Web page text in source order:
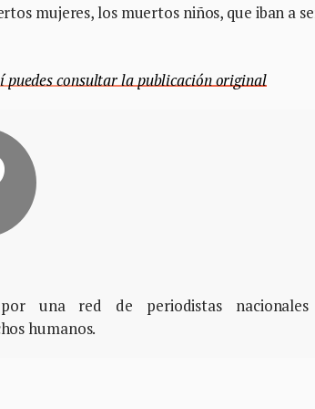
mujeres, los muertos niños, que iban a
puedes consultar la publicación original
una red de periodistas
humanos.